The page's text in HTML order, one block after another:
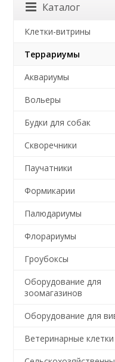
Каталог
Клетки-витрины
Террариумы
Аквариумы
Вольеры
Будки для собак
Скворечники
Паучатники
Формикарии
Палюдариумы
Флорариумы
Гроубоксы
Оборудование для
зоомагазинов
Оборудование для
Ветеринарные клетки